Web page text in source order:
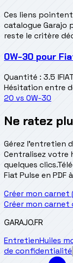
Ces liens
catalogue Garajo
reste le critère
0W-30 pour
Quantité : 3.5 l
Hésitation entre
20 vs 0W-30
Ne ratez
Gérez l'entretien
Centralisez votre
quelques clics.
Fiat Pulse en
Créer mon carnet
Créer mon
GARAJO.FR
EntretienHuiles
de confidentialité